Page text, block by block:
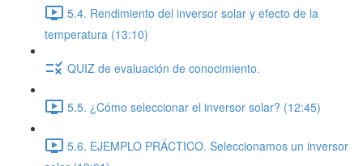
5.4. Rendimiento del inversor solar y efecto de la
temperatura (13:10)
QUIZ de evaluación de conocimiento.
5.5. ¿Cómo seleccionar el inversor solar? (12:45)
5.6. EJEMPLO PRÁCTICO. Seleccionamos un inversor